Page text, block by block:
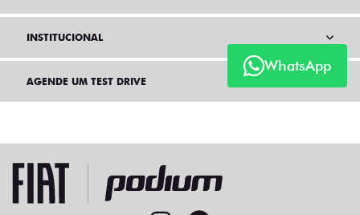
WhatsApp
INSTITUCIONAL
AGENDE UM TEST DRIVE